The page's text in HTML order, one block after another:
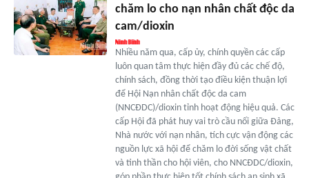
chăm lo cho nạn nhân chất độc da
cam/dioxin
Nhiều năm qua, cấp ủy, chính quyền các cấp
luôn quan tâm thực hiện đầy đủ các chế độ,
chính sách, đồng thời tạo điều kiện thuận lợi
để Hội Nạn nhân chất độc da cam
(NNCĐDC)/dioxin tỉnh hoạt động hiệu quả. Các
cấp Hội đã phát huy vai trò cầu nối giữa Đảng,
Nhà nước với nạn nhân, tích cực vận động các
nguồn lực xã hội để chăm lo đời sống vật chất
và tinh thần cho hội viên, cho NNCĐDC/dioxin,